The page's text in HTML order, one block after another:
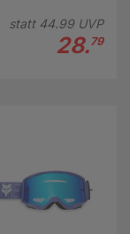
statt 44.99UVP
28.79